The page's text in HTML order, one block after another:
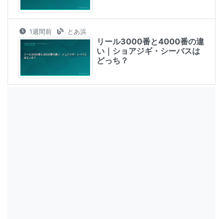
1週間前 とあ浜
リール3000番と4000番の違
い｜ショアジギ・シーバスは
どっち？